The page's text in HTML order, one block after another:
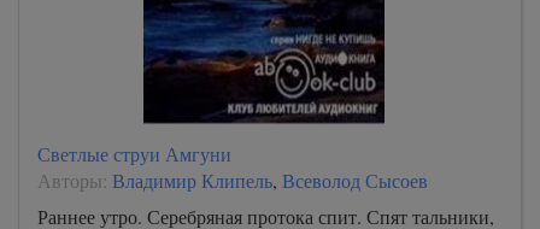
Светлые струи Амгуни
Авторы: Владимир Клипель, Всеволод Сысоев
Раннее утро. Серебряная протока спит. Спят тальники,